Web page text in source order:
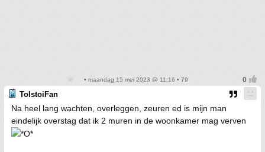
• maandag 15 mei 2023 @ 11:16 • 79
TolstoiFan
Na heel lang wachten, overleggen, zeuren ed is mijn man
eindelijk overstag dat ik 2 muren in de woonkamer mag verven